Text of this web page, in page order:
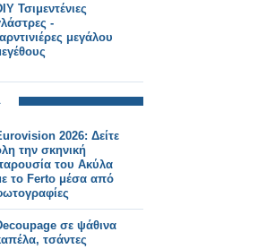
Τσιμεντένιες
-
μεγάλου
2026: Δείτε
την σκηνική
του Ακύλα
το Ferto μέσα από
σε ψάθινα
τσάντες